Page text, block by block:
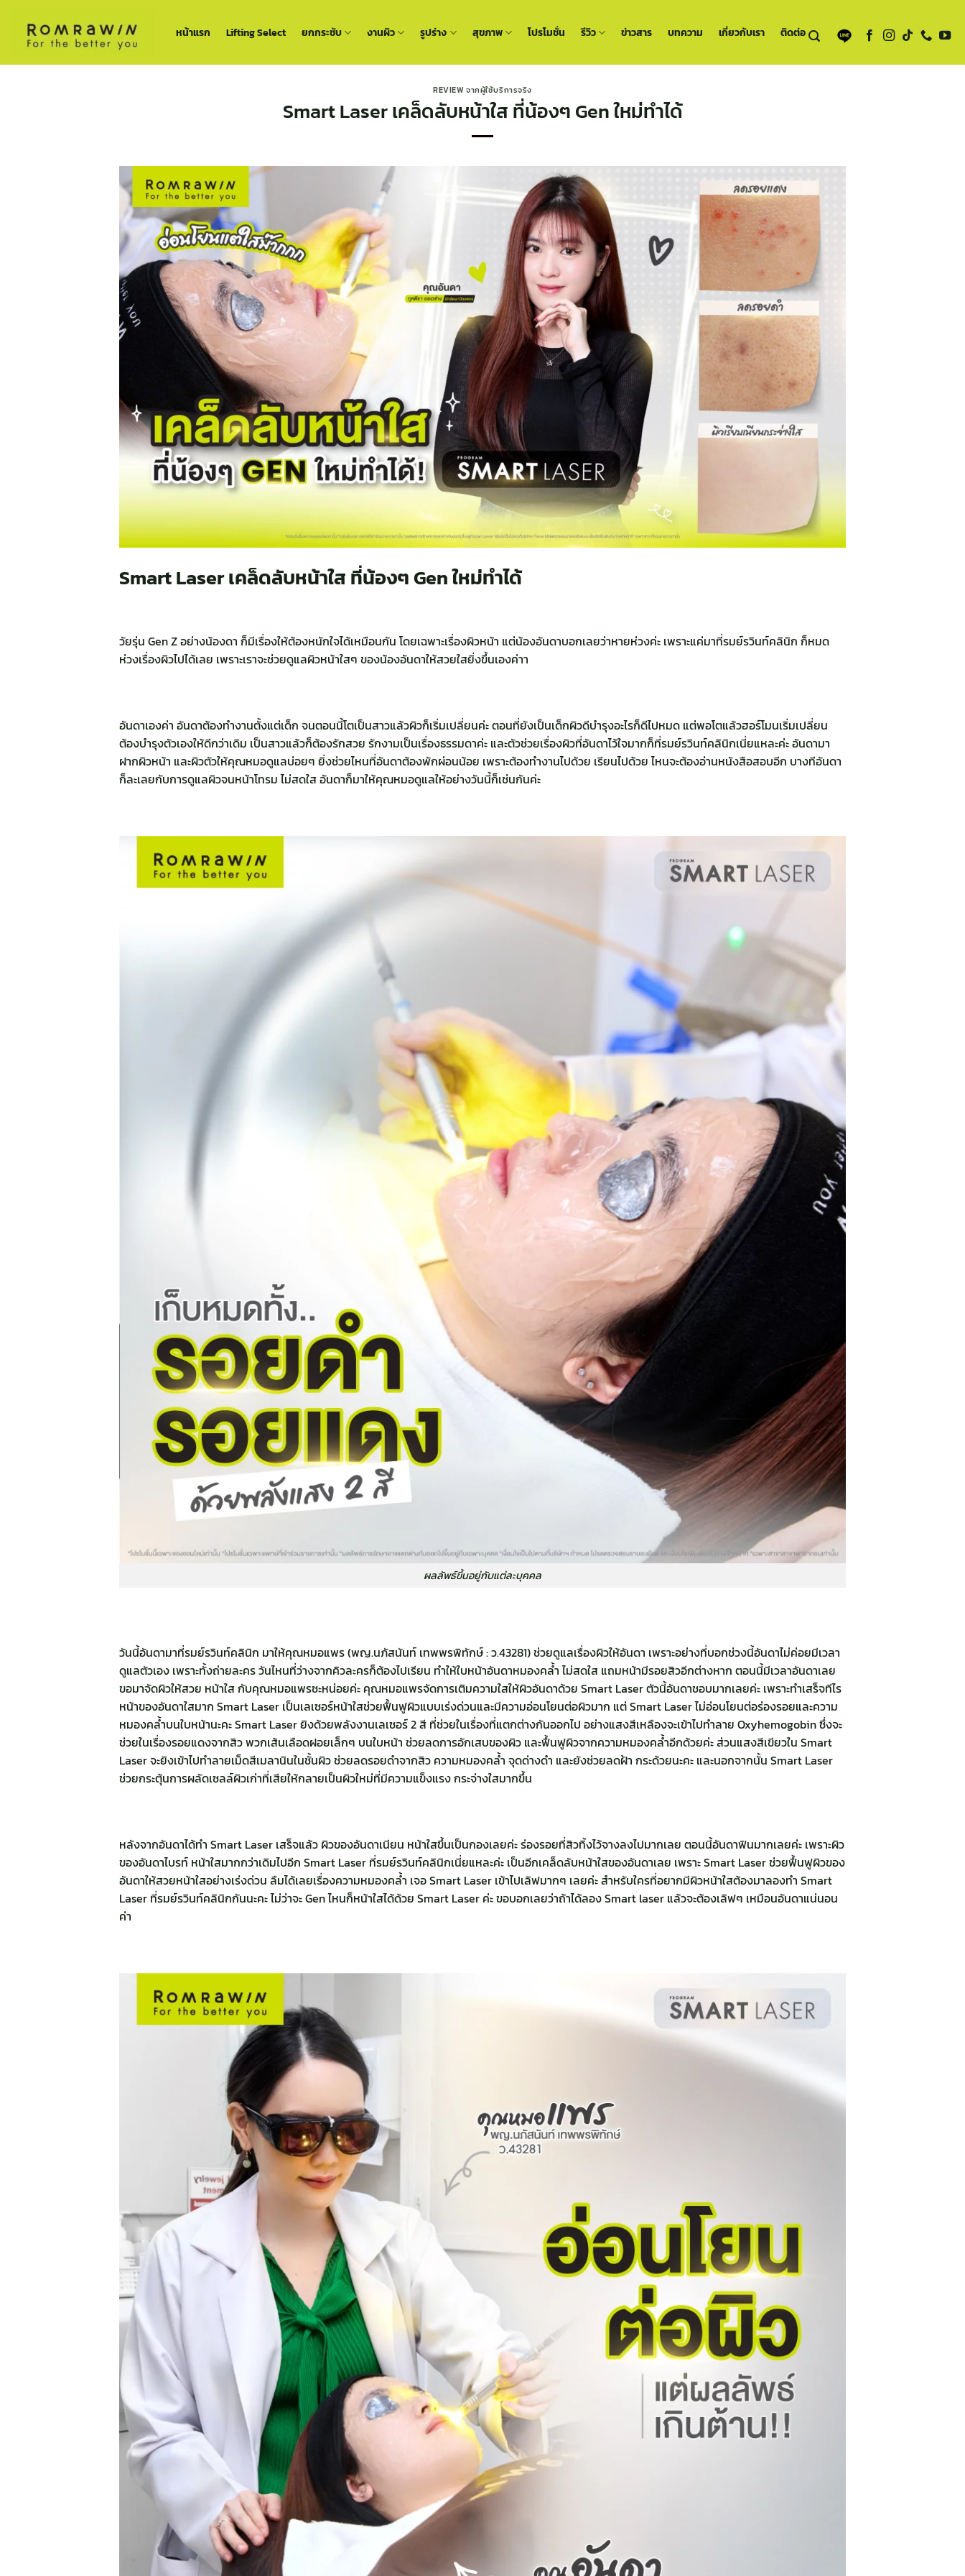
เนื้อหา
หน้าแรก Lifting Select ยกกระชับ งานผิว รูปร่าง สุขภาพ โปรโมชั่น รีวิว ข่าวสาร บทความ เกี่ยวกับเรา ติดต่อ
REVIEW จากผู้ใช้บริการจริง
Smart Laser เคล็ดลับหน้าใส ที่น้องๆ Gen ใหม่ทำได้
Smart Laser เคล็ดลับหน้าใส ที่น้องๆ Gen ใหม่ทำได้
วัยรุ่น Gen Z อย่างน้องดา ก็มีเรื่องให้ต้องหนักใจได้เหมือนกัน โดยเฉพาะเรื่องผิวหน้า แต่น้องอันดาบอกเลยว่าหายห่วงค่ะ เพราะแค่มาที่รมย์รวินท์คลินิก ก็หมด
ห่วงเรื่องผิวไปได้เลย เพราะเราจะช่วยดูแลผิวหน้าใสๆ ของน้องอันดาให้สวยใสยิ่งขึ้นเองค่าา
อันดาเองค่า อันดาต้องทำงานตั้งแต่เด็ก จนตอนนี้โตเป็นสาวแล้วผิวก็เริ่มเปลี่ยนค่ะ ตอนที่ยังเป็นเด็กผิวดีบำรุงอะไรก็ดีไปหมด แต่พอโตแล้วฮอร์โมนเริ่มเปลี่ยน
ต้องบำรุงตัวเองให้ดีกว่าเดิม เป็นสาวแล้วก็ต้องรักสวย รักงามเป็นเรื่องธรรมดาค่ะ และตัวช่วยเรื่องผิวที่อันดาไว้ใจมากก็ที่รมย์รวินท์คลินิกเนี่ยแหละค่ะ อันดามา
ฝากผิวหน้า และผิวตัวให้คุณหมอดูแลบ่อยๆ ยิ่งช่วยไหนที่อันดาต้องพักผ่อนน้อย เพราะต้องทำงานไปด้วย เรียนไปด้วย ไหนจะต้องอ่านหนังสือสอบอีก บางทีอันดา
ก็ละเลยกับการดูแลผิวจนหน้าโทรม ไม่สดใส อันดาก็มาให้คุณหมอดูแลให้อย่างวันนี้ก็เช่นกันค่ะ
ผลลัพธ์ขึ้นอยู่กับแต่ละบุคคล
วันนี้อันดามาที่รมย์รวินท์คลินิก มาให้คุณหมอแพร (พญ.นภัสนันท์ เทพพรพิทักษ์ : ว.43281) ช่วยดูแลเรื่องผิวให้อันดา เพราะอย่างที่บอกช่วงนี้อันดาไม่ค่อยมีเวลา
ดูแลตัวเอง เพราะทั้งถ่ายละคร วันไหนที่ว่างจากคิวละครก็ต้องไปเรียน ทำให้ใบหน้าอันดาหมองคล้ำ ไม่สดใส แถมหน้ามีรอยสิวอีกต่างหาก ตอนนี้มีเวลาอันดาเลย
ขอมาจัดผิวให้สวย หน้าใส กับคุณหมอแพรซะหน่อยค่ะ คุณหมอแพรจัดการเติมความใสให้ผิวอันดาด้วย Smart Laser ตัวนี้อันดาชอบมากเลยค่ะ เพราะทำเสร็จทีไร
หน้าของอันดาใสมาก Smart Laser เป็นเลเซอร์หน้าใสช่วยฟื้นฟูผิวแบบเร่งด่วนและมีความอ่อนโยนต่อผิวมาก แต่ Smart Laser ไม่อ่อนโยนต่อร่องรอยและความ
หมองคล้ำบนใบหน้านะคะ Smart Laser ยิงด้วยพลังงานเลเซอร์ 2 สี ที่ช่วยในเรื่องที่แตกต่างกันออกไป อย่างแสงสีเหลืองจะเข้าไปทำลาย Oxyhemogobin ซึ่งจะ
ช่วยในเรื่องรอยแดงจากสิว พวกเส้นเลือดฝอยเล็กๆ บนใบหน้า ช่วยลดการอักเสบของผิว และฟื้นฟูผิวจากความหมองคล้ำอีกด้วยค่ะ ส่วนแสงสีเขียวใน Smart
Laser จะยิงเข้าไปทำลายเม็ดสีเมลานินในชั้นผิว ช่วยลดรอยดำจากสิว ความหมองคล้ำ จุดด่างดำ และยังช่วยลดฝ้า กระด้วยนะคะ และนอกจากนั้น Smart Laser
ช่วยกระตุ้นการผลัดเซลล์ผิวเก่าที่เสียให้กลายเป็นผิวใหม่ที่มีความแข็งแรง กระจ่างใสมากขึ้น
หลังจากอันดาได้ทำ Smart Laser เสร็จแล้ว ผิวของอันดาเนียน หน้าใสขึ้นเป็นกองเลยค่ะ ร่องรอยที่สิวทิ้งไว้จางลงไปมากเลย ตอนนี้อันดาฟินมากเลยค่ะ เพราะผิว
ของอันดาไบรท์ หน้าใสมากกว่าเดิมไปอีก Smart Laser ที่รมย์รวินท์คลินิกเนี่ยแหละค่ะ เป็นอีกเคล็ดลับหน้าใสของอันดาเลย เพราะ Smart Laser ช่วยฟื้นฟูผิวของ
อันดาให้สวยหน้าใสอย่างเร่งด่วน ลืมได้เลยเรื่องความหมองคล้ำ เจอ Smart Laser เข้าไปเลิฟมากๆ เลยค่ะ สำหรับใครที่อยากมีผิวหน้าใสต้องมาลองทำ Smart
Laser ที่รมย์รวินท์คลินิกกันนะคะ ไม่ว่าจะ Gen ไหนก็หน้าใสได้ด้วย Smart Laser ค่ะ ขอบอกเลยว่าถ้าได้ลอง Smart laser แล้วจะต้องเลิฟๆ เหมือนอันดาแน่นอน
ค่า